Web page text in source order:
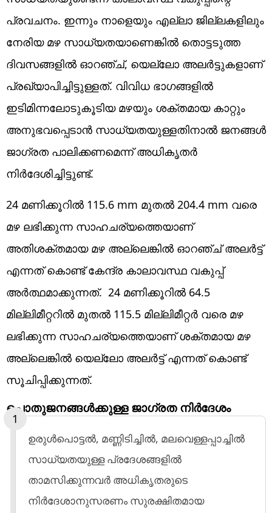
പ്രവചനം. ഇന്നും നാളെയും എല്ലാ ജില്ലകളിലും
നേരിയ മഴ സാധ്യതയാണെങ്കിൽ തൊട്ടടുത്ത
ദിവസങ്ങളിൽ ഓറഞ്ച്, യെല്ലോ അലർട്ടുകളാണ്
പ്രഖ്യാപിച്ചിട്ടുള്ളത്. വിവിധ ഭാഗങ്ങളിൽ
ഇടിമിന്നലോടുകൂടിയ മഴയും ശക്തമായ കാറ്റും
അനുഭവപ്പെടാൻ സാധ്യതയുള്ളതിനാൽ ജനങ്ങൾ
ജാഗ്രത പാലിക്കണമെന്ന് അധികൃതർ
നിർദേശിച്ചിട്ടുണ്ട്.
24 മണിക്കൂറിൽ 115.6 mm മുതൽ 204.4 mm വരെ
മഴ ലഭിക്കുന്ന സാഹചര്യത്തെയാണ്
അതിശക്തമായ മഴ അല്ലെങ്കിൽ ഓറഞ്ച് അലർട്ട്
എന്നത് കൊണ്ട് കേന്ദ്ര കാലാവസ്ഥ വകുപ്പ്
അർത്ഥമാക്കുന്നത്. 24 മണിക്കൂറിൽ 64.5
മില്ലിമീറ്ററിൽ മുതൽ 115.5 മില്ലിമീറ്റർ വരെ മഴ
ലഭിക്കുന്ന സാഹചര്യത്തെയാണ് ശക്തമായ മഴ
അല്ലെങ്കിൽ യെല്ലോ അലർട്ട് എന്നത് കൊണ്ട്
സൂചിപ്പിക്കുന്നത്.
പൊതുജനങ്ങൾക്കുള്ള ജാഗ്രത നിർദേശം
ഉരുൾപൊട്ടൽ, മണ്ണിടിച്ചിൽ, മലവെള്ളപ്പാച്ചിൽ
സാധ്യതയുള്ള പ്രദേശങ്ങളിൽ
താമസിക്കുന്നവർ അധികൃതരുടെ
നിർദേശാനുസരണം സുരക്ഷിതമായ